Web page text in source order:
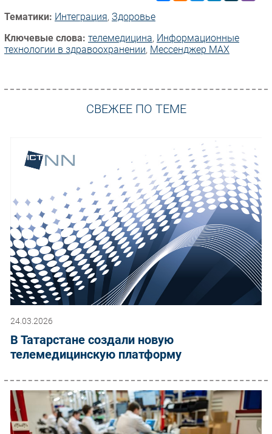
Тематики: Интеграция, Здоровье
Ключевые слова: телемедицина, Информационные
технологии в здравоохранении, Мессенджер MAX
СВЕЖЕЕ ПО ТЕМЕ
24.03.2026
В Татарстане создали новую
телемедицинскую платформу